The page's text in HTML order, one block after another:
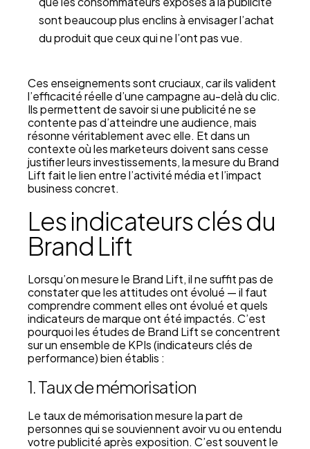
sont beaucoup plus enclins à envisager l’achat
du produit que ceux qui ne l’ont pas vue.
Ces enseignements sont cruciaux, car ils valident
l’efficacité réelle d’une campagne au-delà du clic.
Ils permettent de savoir si une publicité ne se
contente pas d’atteindre une audience, mais
résonne véritablement avec elle. Et dans un
contexte où les marketeurs doivent sans cesse
justifier leurs investissements, la mesure du Brand
Lift fait le lien entre l’activité média et l’impact
business concret.
Les indicateurs clés du
Brand Lift
Lorsqu’on mesure le Brand Lift, il ne suffit pas de
constater que les attitudes ont évolué — il faut
comprendre comment elles ont évolué et quels
indicateurs de marque ont été impactés. C’est
pourquoi les études de Brand Lift se concentrent
sur un ensemble de KPIs (indicateurs clés de
performance) bien établis :
1. Taux de mémorisation
Le taux de mémorisation mesure la part de
personnes qui se souviennent avoir vu ou entendu
votre publicité après exposition. C’est souvent le